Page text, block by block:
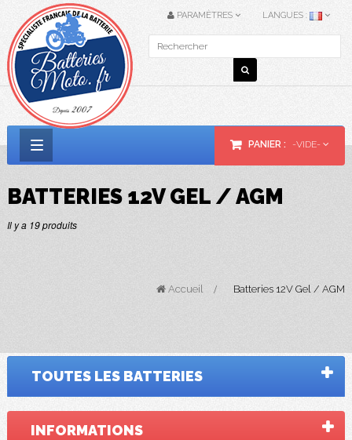
PARAMÈTRES LANGUES :
la
navigation
PANIER : -VIDE-
BATTERIES 12V GEL / AGM
Il y a 19 produits
Accueil > Batteries 12V Gel / AGM
TOUTES LES BATTERIES
INFORMATIONS